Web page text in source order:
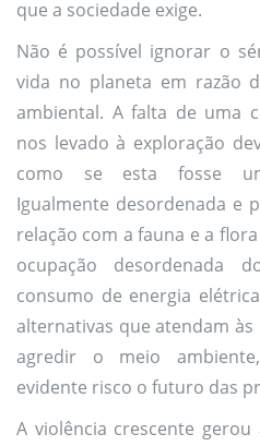
que a sociedade exige.
Não é possível ignorar o
vida no planeta em razão
ambiental. A falta de uma
nos levado à exploração
como se esta fosse
Igualmente desordenada e
relação com a fauna e a
ocupação desordenada
consumo de energia
alternativas que atendam às
agredir o meio
evidente risco o futuro das
A violência crescente